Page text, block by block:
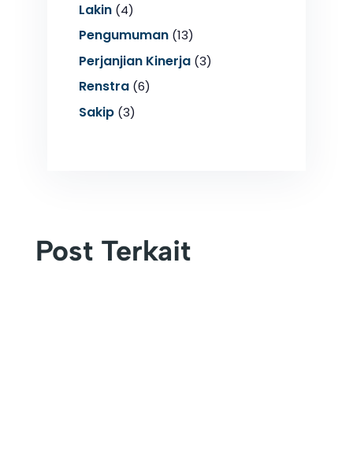
Lakin(4)
Pengumuman(13)
Perjanjian Kinerja(3)
Renstra(6)
Sakip(3)
Post Terkait